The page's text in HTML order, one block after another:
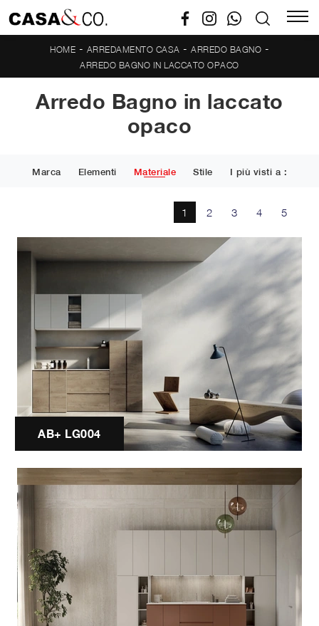
HOME - ARREDAMENTO CASA - ARREDO BAGNO -
ARREDO BAGNO IN LACCATO OPACO
Arredo Bagno in laccato
opaco
Marca Elementi Materiale Stile I più visti a :
1 2 3 4 5
AB+ LG004